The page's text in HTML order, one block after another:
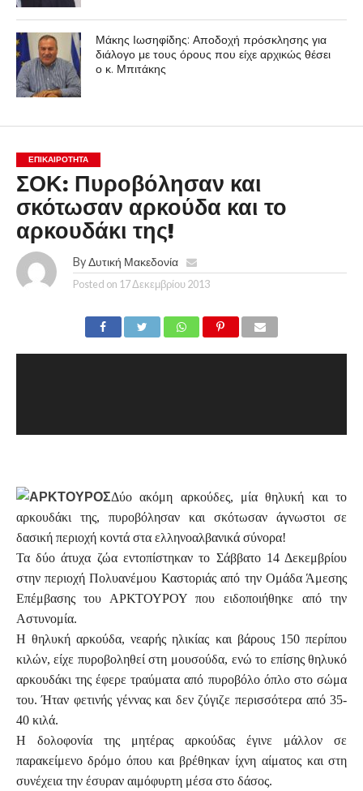
Μάκης Ιωσηφίδης: Αποδοχή πρόσκλησης για
διάλογο με τους όρους που είχε αρχικώς θέσει
ο κ. Μπιτάκης
ΕΠΙΚΑΙΡΟΤΗΤΑ
ΣΟΚ: Πυροβόλησαν και
σκότωσαν αρκούδα και το
αρκουδάκι της!
By Δυτική Μακεδονία
Posted on 17 Δεκεμβρίου 2013
Δύο ακόμη αρκούδες, μία θηλυκή και το
αρκουδάκι της, πυροβόλησαν και σκότωσαν άγνωστοι σε
δασική περιοχή κοντά στα ελληνοαλβανικά σύνορα!
Τα δύο άτυχα ζώα εντοπίστηκαν το Σάββατο 14 Δεκεμβρίου
στην περιοχή Πολυανέμου Καστοριάς από την Ομάδα Άμεσης
Επέμβασης του ΑΡΚΤΟΥΡΟΥ που ειδοποιήθηκε από την
Αστυνομία.
Η θηλυκή αρκούδα, νεαρής ηλικίας και βάρους 150 περίπου
κιλών, είχε πυροβοληθεί στη μουσούδα, ενώ το επίσης θηλυκό
αρκουδάκι της έφερε τραύματα από πυροβόλο όπλο στο σώμα
του. Ήταν φετινής γέννας και δεν ζύγιζε περισσότερα από 35-
40 κιλά.
Η δολοφονία της μητέρας αρκούδας έγινε μάλλον σε
παρακείμενο δρόμο όπου και βρέθηκαν ίχνη αίματος και στη
συνέχεια την έσυραν αιμόφυρτη μέσα στο δάσος.